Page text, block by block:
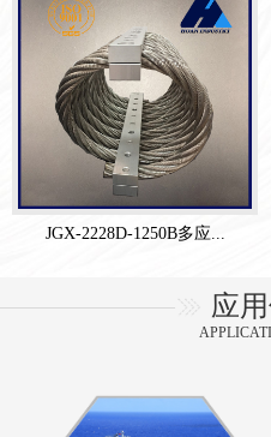
JGX-2228D-1250B多应...
应